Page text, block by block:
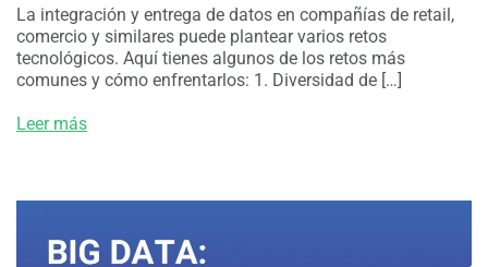
La integración y entrega de datos en compañías de retail,
comercio y similares puede plantear varios retos
tecnológicos. Aquí tienes algunos de los retos más
comunes y cómo enfrentarlos: 1. Diversidad de […]
Leer más